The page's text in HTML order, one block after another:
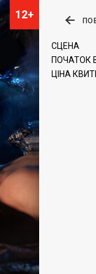
12+
СЦЕНА
ПОЧАТОК
ЦІНА